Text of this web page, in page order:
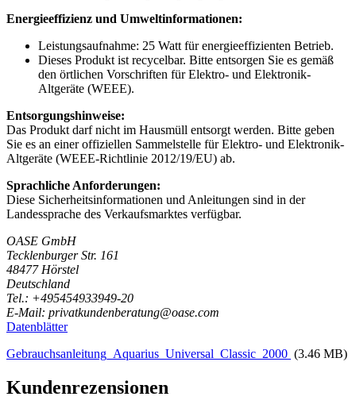
Energieeffizienz und Umweltinformationen:
Leistungsaufnahme: 25 Watt für energieeffizienten Betrieb.
Dieses Produkt ist recycelbar. Bitte entsorgen Sie es gemäß
den örtlichen Vorschriften für Elektro- und Elektronik-
Altgeräte (WEEE).
Entsorgungshinweise:
Das Produkt darf nicht im Hausmüll entsorgt werden. Bitte geben
Sie es an einer offiziellen Sammelstelle für Elektro- und Elektronik-
Altgeräte (WEEE-Richtlinie 2012/19/EU) ab.
Sprachliche Anforderungen:
Diese Sicherheitsinformationen und Anleitungen sind in der
Landessprache des Verkaufsmarktes verfügbar.
OASE GmbH
Tecklenburger Str. 161
48477 Hörstel
Deutschland
Tel.: +495454933949-20
E-Mail: privatkundenberatung@oase.com
Datenblätter
Gebrauchsanleitung_Aquarius_Universal_Classic_2000 (3.46 MB)
Kundenrezensionen